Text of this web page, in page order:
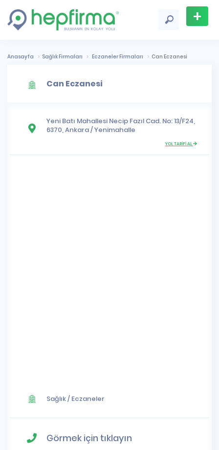
+
Anasayfa Sağlık Firmaları Eczaneler Firmaları Can Eczanesi
Can Eczanesi
Yeni Batı Mahallesi Necip Fazıl Cad. No: 13/F24,
6370,Ankara/Yenimahalle
YOL TARİFİ AL
Sağlık/ Eczaneler
Görmek için tıklayın